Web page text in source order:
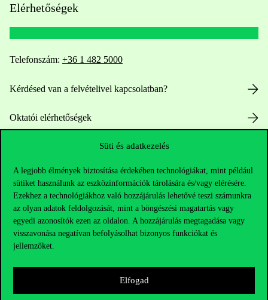
Süti és adatkezelés
A legjobb élmények biztosítása érdekében technológiákat, mint például
sütiket használunk az eszközinformációk tárolására és/vagy elérésére.
Ezekhez a technológiákhoz való hozzájárulás lehetővé teszi számunkra
az olyan adatok feldolgozását, mint a böngészési magatartás vagy
egyedi azonosítók ezen az oldalon. A hozzájárulás megtagadása vagy
visszavonása negatívan befolyásolhat bizonyos funkciókat és
jellemzőket.
Elfogad
Elérhetőségek
Telefonszám: +36 1 482 5000
Kérdésed van a felvételivel kapcsolatban?
Oktatói elérhetőségek
HUB jelenlegi hallgatóinknak
Sajtó:press@uni-corvinus.hu